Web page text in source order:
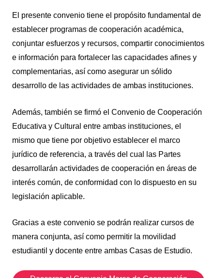
El presente convenio tiene el propósito fundamental de
establecer programas de cooperación académica,
conjuntar esfuerzos y recursos, compartir conocimientos
e información para fortalecer las capacidades afines y
complementarias, así como asegurar un sólido
desarrollo de las actividades de ambas instituciones.
Además, también se firmó el Convenio de Cooperación
Educativa y Cultural entre ambas instituciones, el
mismo que tiene por objetivo establecer el marco
jurídico de referencia, a través del cual las Partes
desarrollarán actividades de cooperación en áreas de
interés común, de conformidad con lo dispuesto en su
legislación aplicable.
Gracias a este convenio se podrán realizar cursos de
manera conjunta, así como permitir la movilidad
estudiantil y docente entre ambas Casas de Estudio.